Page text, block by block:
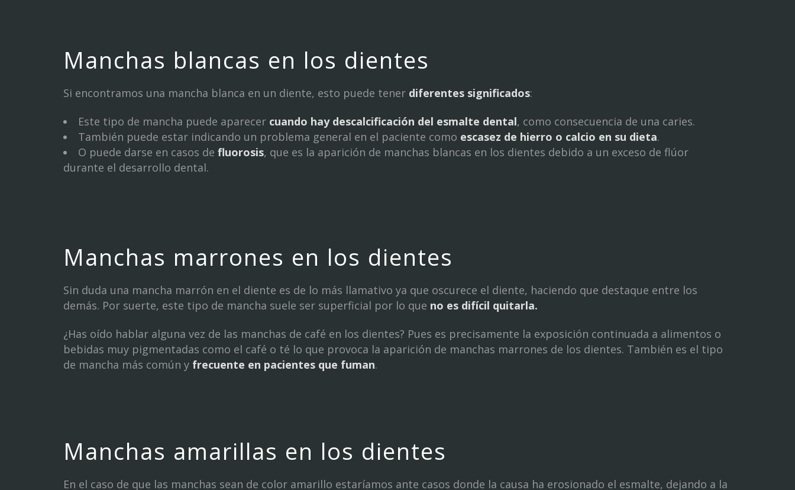
Manchas blancas en los dientes
Si encontramos una mancha blanca en un diente, esto puede tener diferentes significados:
Este tipo de mancha puede aparecer cuando hay descalcificación del esmalte dental, como consecuencia de una caries.
También puede estar indicando un problema general en el paciente como escasez de hierro o calcio en su dieta.
O puede darse en casos de fluorosis, que es la aparición de manchas blancas en los dientes debido a un exceso de flúor
durante el desarrollo dental.
Manchas marrones en los dientes
Sin duda una mancha marrón en el diente es de lo más llamativo ya que oscurece el diente, haciendo que destaque entre los
demás. Por suerte, este tipo de mancha suele ser superficial por lo que no es difícil quitarla.
¿Has oído hablar alguna vez de las manchas de café en los dientes? Pues es precisamente la exposición continuada a alimentos o
bebidas muy pigmentadas como el café o té lo que provoca la aparición de manchas marrones de los dientes. También es el tipo
de mancha más común y frecuente en pacientes que fuman.
Manchas amarillas en los dientes
En el caso de que las manchas sean de color amarillo estaríamos ante casos donde la causa ha erosionado el esmalte, dejando a la